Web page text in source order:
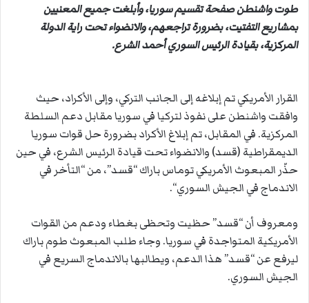
ي
ا
طوت واشنطن صفحة تقسيم سوريا، وأبلغت جميع المعنيين
بمشاريع التفتيت، بضرورة تراجعهم، والانضواء تحت راية الدولة
المركزية، بقيادة الرئيس السوري أحمد الشرع.
القرار الأمريكي تم إبلاغه إلى الجانب التركي، وإلى الأكراد، حيث
وافقت واشنطن على نفوذ لتركيا في سوريا مقابل دعم السلطة
المركزية. في المقابل، تم إبلاغ الأكراد بضرورة حل قوات سوريا
الديمقراطية (قسد) والانضواء تحت قيادة الرئيس الشرع، في حين
حذّر المبعوث الأمريكيتوماس باراك“قسد”، من “التأخر في
الاندماج في الجيش السوري“.
ومعروف أن “قسد” حظيت وتحظى بغطاء ودعم من القوات
الأمريكية المتواجدة في سوريا. وجاء طلب المبعوث طوم باراك
ليرفع عن “قسد” هذا الدعم، ويطالبها بالاندماج السريع في
الجيش السوري.